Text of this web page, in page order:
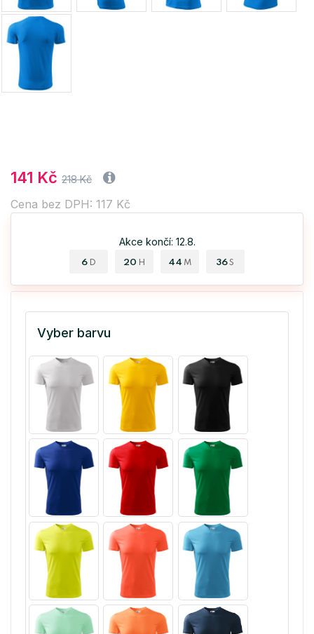
141 Kč 218 Kč
Cena bez DPH: 117 Kč
Akce končí: 12.8.
6 D 20 H 44 M 36S
Vyber barvu